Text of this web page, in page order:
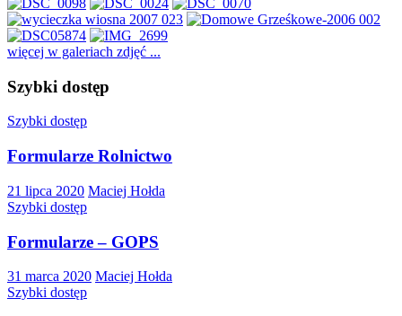
więcej w galeriach zdjęć ...
Szybki dostęp
Szybki dostęp
Formularze Rolnictwo
21 lipca 2020 Maciej Hołda
Szybki dostęp
Formularze – GOPS
31 marca 2020 Maciej Hołda
Szybki dostęp